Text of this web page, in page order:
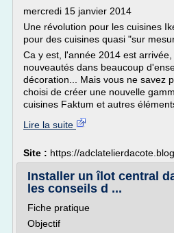
mercredi 15 janvier 2014
Une révolution pour les cuisines
pour des cuisines quasi "sur
Ca y est, l'année 2014 est
nouveautés dans beaucoup
décoration... Mais vous ne savez
choisi de créer une nouvelle
cuisines Faktum et autres
Lire la suite
Site : https://
Installer un îlot central
les conseils d ...
Fiche pratique
Objectif